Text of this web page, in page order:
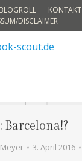
BLOGROLL KONTAKT
DISCLAIMER
Barcelona!?
3. April 2016